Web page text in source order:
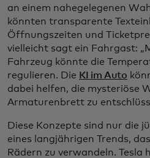
an einem nahegelegenen
könnten transparente
Öffnungszeiten und
vielleicht sagt ein Fahrgast:
Fahrzeug könnte die
regulieren. Die KI im Auto
dabei helfen, die mysteriöse
Armaturenbrett zu
Diese Konzepte sind nur die
eines langjährigen Trends,
Rädern zu verwandeln. Tesla